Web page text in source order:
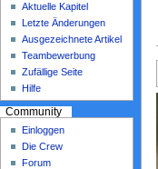
Aktuelle Kapitel
Letzte Änderungen
Ausgezeichnete Artikel
Teambewerbung
Zufällige Seite
Hilfe
Community
Einloggen
Die Crew
Forum